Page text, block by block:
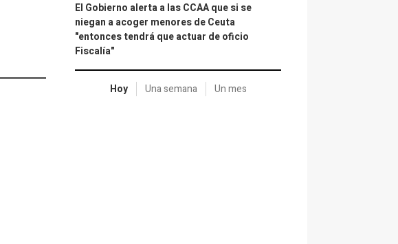
El Gobierno alerta a las CCAA que si se
niegan a acoger menores de Ceuta
"entonces tendrá que actuar de oficio
Fiscalía"
Hoy Una semana Un mes